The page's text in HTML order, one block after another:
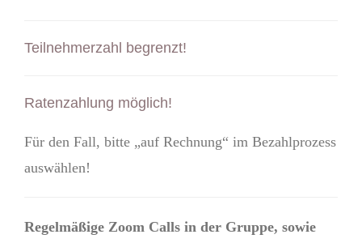
Teilnehmerzahl begrenzt!
Ratenzahlung möglich!
Für den Fall, bitte „auf Rechnung“ im Bezahlprozess
auswählen!
Regelmäßige Zoom Calls in der Gruppe, sowie